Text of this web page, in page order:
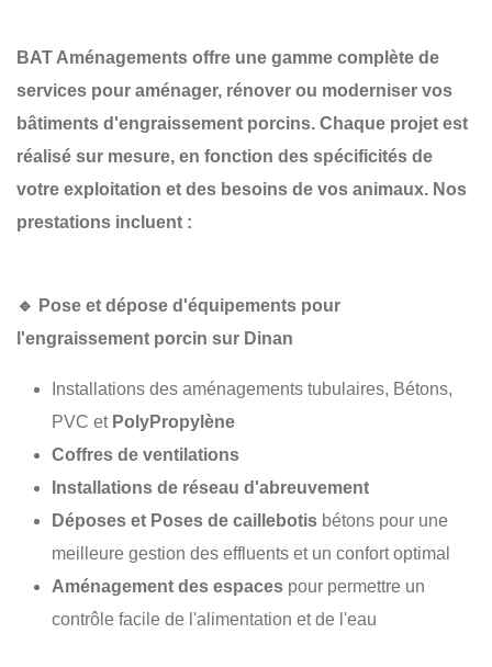
BAT Aménagements offre une gamme complète de
services pour aménager, rénover ou moderniser vos
bâtiments d'engraissement porcins. Chaque projet est
réalisé sur mesure, en fonction des spécificités de
votre exploitation et des besoins de vos animaux. Nos
prestations incluent :
🔹 Pose et dépose d'équipements pour
l'engraissement porcin sur Dinan
Installations des aménagements tubulaires, Bétons,
PVC et PolyPropylène
Coffres de ventilations
Installations de réseau d'abreuvement
Déposes et Poses de caillebotis bétons pour une
meilleure gestion des effluents et un confort optimal
Aménagement des espaces pour permettre un
contrôle facile de l'alimentation et de l'eau